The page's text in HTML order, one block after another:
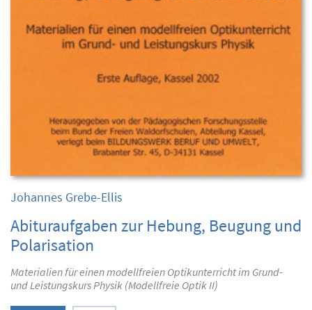
Johannes Grebe-Ellis
Abituraufgaben zur Hebung, Beugung und
Polarisation
Materialien für einen modellfreien Optikunterricht im Grund-
und Leistungskurs Physik (Modellfreie Optik II)